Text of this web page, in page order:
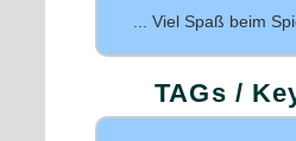
... Viel Spaß beim
TAGs /